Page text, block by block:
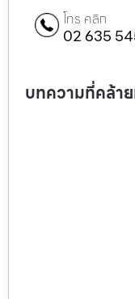
โทร คลิก
02 635
บทความที่คล้า